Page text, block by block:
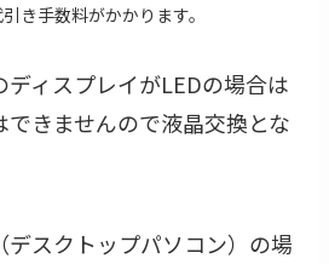
き手数料がかかります。
ィスプレイがLEDの場合は
きませんので液晶交換とな
スクトップパソコン）の場